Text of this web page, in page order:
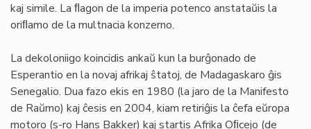
kaj simile. La ﬂagon de la imperia potenco anstataŭis la
oriﬂamo de la multnacia konzerno.
La dekoloniigo koincidis ankaŭ kun la burĝonado de
Esperantio en la novaj afrikaj ŝtatoj, de Madagaskaro ĝis
Senegalio. Dua fazo ekis en 1980 (la jaro de la Manifesto
de Raŭmo) kaj ĉesis en 2004, kiam retiriĝis la ĉefa eŭropa
motoro (s-ro Hans Bakker) kaj startis Afrika Oﬁcejo (de